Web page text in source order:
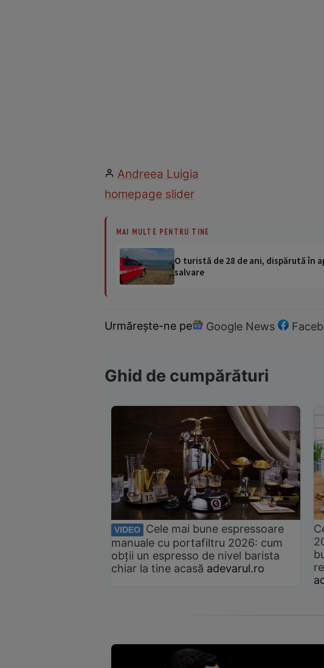
Andreea Luigia
homepage slider
MAI MULTE PENTRU TINE
O turistă de 28 de ani, dispărută în
salvare
Urmărește-ne pe Google News
Ghid de cumpărături
VIDEO
Cele mai bune espressoare
manuale cu portafiltru 2026: cum
obții un espresso de nivel barista
chiar la tine acasă adevarul.ro